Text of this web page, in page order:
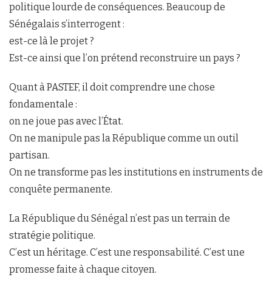
politique lourde de conséquences. Beaucoup de
Sénégalais s’interrogent :
est-ce là le projet ?
Est-ce ainsi que l’on prétend reconstruire un pays ?
Quant à PASTEF, il doit comprendre une chose
fondamentale :
on ne joue pas avec l’État.
On ne manipule pas la République comme un outil
partisan.
On ne transforme pas les institutions en instruments de
conquête permanente.
La République du Sénégal n’est pas un terrain de
stratégie politique.
C’est un héritage. C’est une responsabilité. C’est une
promesse faite à chaque citoyen.